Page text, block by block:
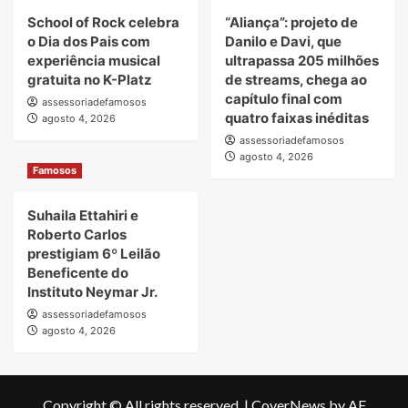
School of Rock celebra
o Dia dos Pais com
experiência musical
gratuita no K-Platz
assessoriadefamosos
agosto 4, 2026
“Aliança”: projeto de
Danilo e Davi, que
ultrapassa 205 milhões
de streams, chega ao
capítulo final com
quatro faixas inéditas
assessoriadefamosos
agosto 4, 2026
Famosos
Suhaila Ettahiri e
Roberto Carlos
prestigiam 6º Leilão
Beneficente do
Instituto Neymar Jr.
assessoriadefamosos
agosto 4, 2026